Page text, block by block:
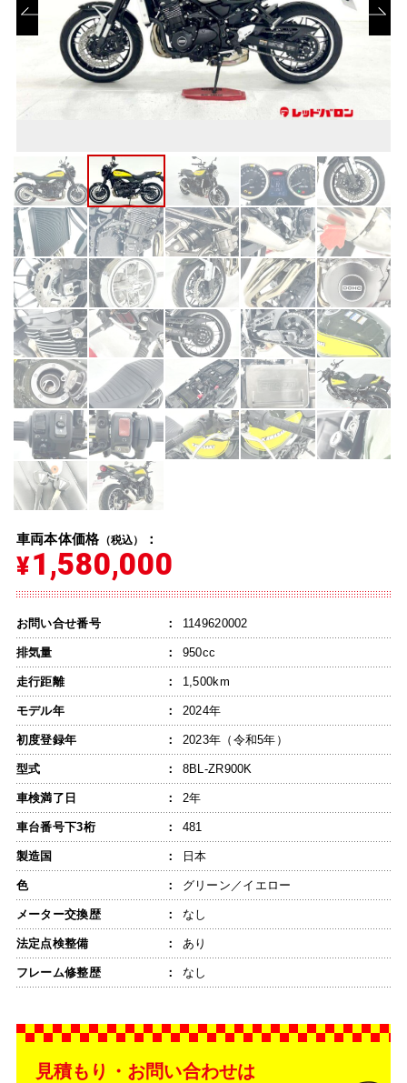
車両本体価格 （税込） ：
¥1,580,000
お問い合せ番号 1149620002
排気量 950cc
走行距離 1,500km
モデル年 2024年
初度登録年 2023年（令和5年）
型式 8BL-ZR900K
車検満了日 2年
車台番号下3桁 481
製造国 日本
色 グリーン／イエロー
メーター交換歴 なし
法定点検整備 あり
フレーム修整歴 なし
見積もり・お問い合わせは